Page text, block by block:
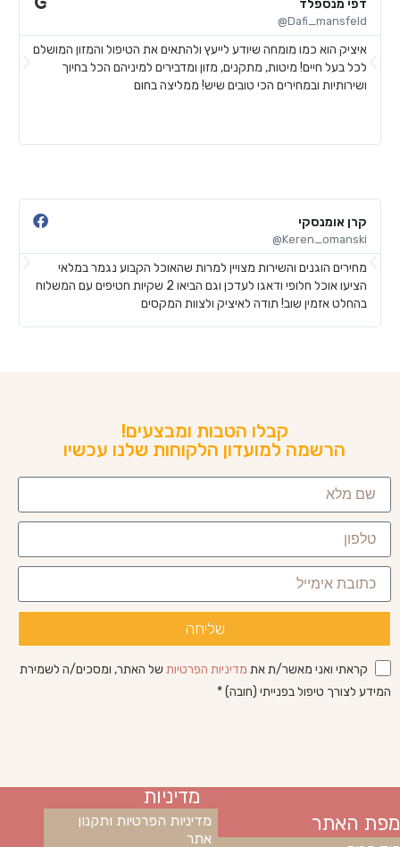
דפי מנספלד
Dafi_mansfeld@
איציק הוא כמו מומחה שיודע לייעץ ולהתאים את הטיפול והמזון המושלם
לכל בעל חיים! מיטות, מתקנים, מזון ומדבירים למיניהם הכל בחיוך
ושירותיות ובמחירים הכי טובים שיש! ממליצה בחום
קרן אומנסקי
Keren_omanski@
מחירים הוגנים והשירות מצויין למרות שהאוכל הקבוע נגמר במלאי
הציעו אוכל חלופי ודאגו לעדכן וגם הביאו 2 שקיות חטיפים עם המשלוח
בהחלט אזמין שוב! תודה לאיציק ולצוות המקסים
קבלו הטבות ומבצעים!
הרשמה למועדון הלקוחות שלנו עכשיו
שליחה
קראתי ואני מאשר/ת את מדיניות הפרטיות של האתר, ומסכים/ה לשמירת
המידע לצורך טיפול בפנייתי (חובה) *
מפת האתר
מדיניות
מדיניות הפרטיות ותקנון
אתר